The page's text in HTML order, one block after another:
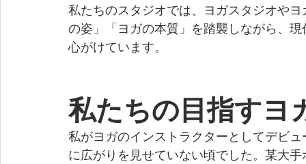
私たちのスタジオでは、ヨガスタジオや
の姿」「ヨガの本質」を踏襲しながら、
心がけています。
私たちの目指すヨ
私がヨガのインストラクターとしてデビ
に広がりを見せていない頃でした。某大